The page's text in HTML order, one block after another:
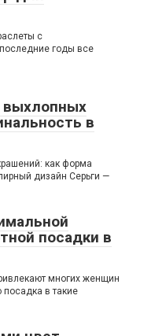
с
годы все
выхлопных
в
как форма
дизайн Серьги —
посадки в
многих женщин
в такие